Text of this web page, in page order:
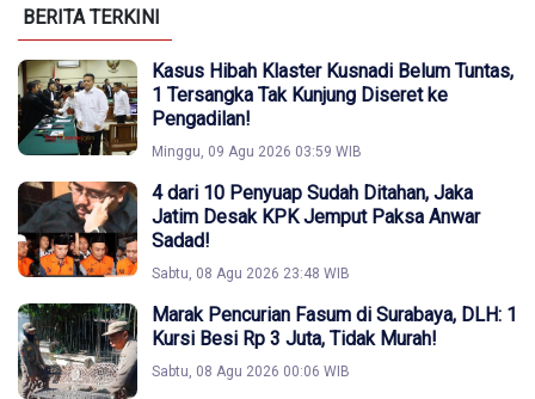
BERITA TERKINI
Kasus Hibah Klaster Kusnadi Belum Tuntas,
1 Tersangka Tak Kunjung Diseret ke
Pengadilan!
Minggu, 09 Agu 2026 03:59 WIB
4 dari 10 Penyuap Sudah Ditahan, Jaka
Jatim Desak KPK Jemput Paksa Anwar
Sadad!
Sabtu, 08 Agu 2026 23:48 WIB
Marak Pencurian Fasum di Surabaya, DLH: 1
Kursi Besi Rp 3 Juta, Tidak Murah!
Sabtu, 08 Agu 2026 00:06 WIB